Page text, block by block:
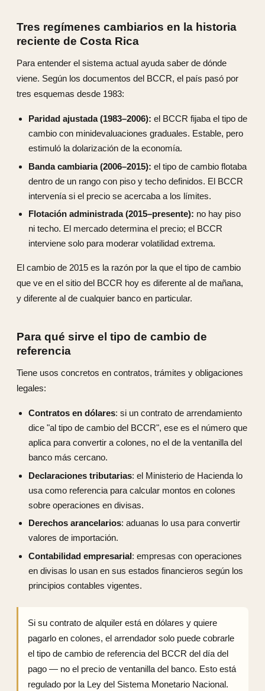
Tres regímenes cambiarios en la historia
reciente de Costa Rica
Para entender el sistema actual ayuda saber de dónde
viene. Según los documentos del BCCR, el país pasó por
tres esquemas desde 1983:
Paridad ajustada (1983–2006): el BCCR fijaba el tipo de
cambio con minidevaluaciones graduales. Estable, pero
estimuló la dolarización de la economía.
Banda cambiaria (2006–2015): el tipo de cambio flotaba
dentro de un rango con piso y techo definidos. El BCCR
intervenía si el precio se acercaba a los límites.
Flotación administrada (2015–presente): no hay piso
ni techo. El mercado determina el precio; el BCCR
interviene solo para moderar volatilidad extrema.
El cambio de 2015 es la razón por la que el tipo de cambio
que ve en el sitio del BCCR hoy es diferente al de mañana,
y diferente al de cualquier banco en particular.
Para qué sirve el tipo de cambio de
referencia
Tiene usos concretos en contratos, trámites y obligaciones
legales:
Contratos en dólares: si un contrato de arrendamiento
dice "al tipo de cambio del BCCR", ese es el número que
aplica para convertir a colones, no el de la ventanilla del
banco más cercano.
Declaraciones tributarias: el Ministerio de Hacienda lo
usa como referencia para calcular montos en colones
sobre operaciones en divisas.
Derechos arancelarios: aduanas lo usa para convertir
valores de importación.
Contabilidad empresarial: empresas con operaciones
en divisas lo usan en sus estados financieros según los
principios contables vigentes.
Si su contrato de alquiler está en dólares y quiere
pagarlo en colones, el arrendador solo puede cobrarle
el tipo de cambio de referencia del BCCR del día del
pago — no el precio de ventanilla del banco. Esto está
regulado por la Ley del Sistema Monetario Nacional.